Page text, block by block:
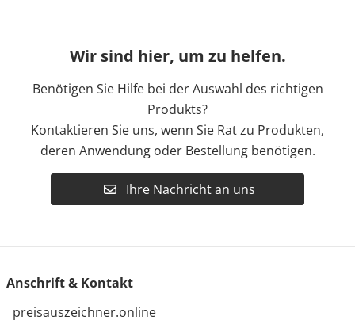
Wir sind hier, um zu helfen.
Benötigen Sie Hilfe bei der Auswahl des richtigen
Produkts?
Kontaktieren Sie uns, wenn Sie Rat zu Produkten,
deren Anwendung oder Bestellung benötigen.
Ihre Nachricht an uns
Anschrift & Kontakt
preisauszeichner.online